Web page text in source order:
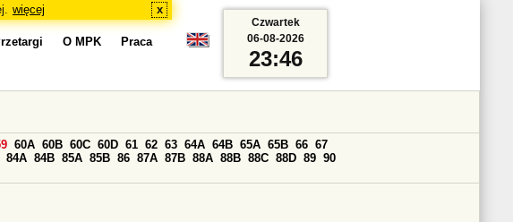
więcej x
O MPK Praca
60A 60B 60C 60D 61 62 63 64A 64B 65A 65B 66 67
84A 84B 85A 85B 86 87A 87B 88A 88B 88C 88D 89 90
Czwartek
06-08-2026
23:46